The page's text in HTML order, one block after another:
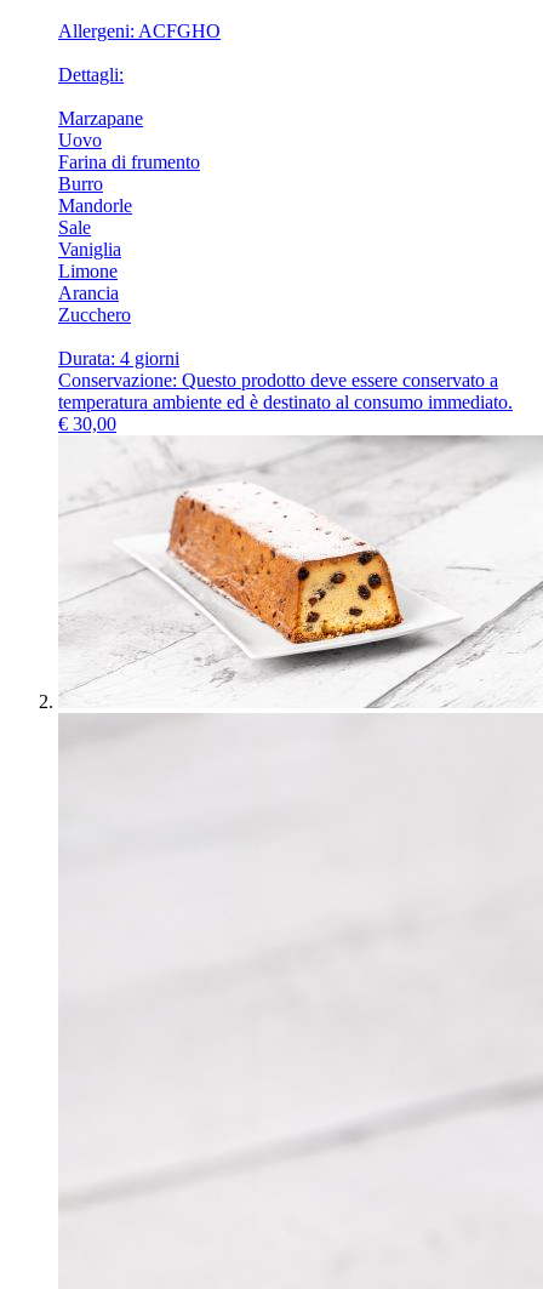
Allergeni: ACFGHO
Dettagli:
Marzapane
Uovo
Farina di frumento
Burro
Mandorle
Sale
Vaniglia
Limone
Arancia
Zucchero
Durata: 4 giorni
Conservazione: Questo prodotto deve essere conservato a
temperatura ambiente ed è destinato al consumo immediato.
€ 30,00